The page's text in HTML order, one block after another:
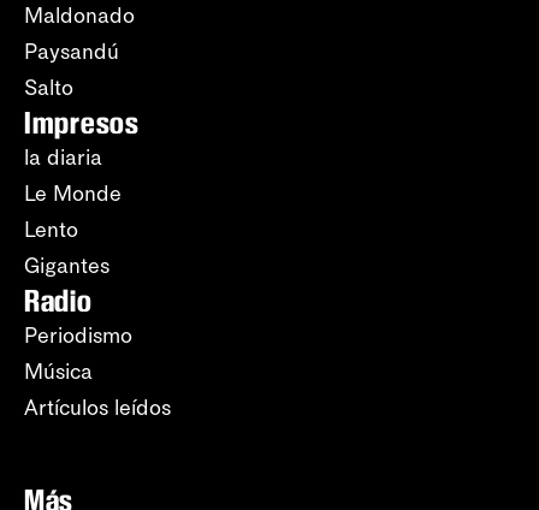
Maldonado
Paysandú
Salto
Impresos
la diaria
Le Monde
Lento
Gigantes
Radio
Periodismo
Música
Artículos leídos
Más